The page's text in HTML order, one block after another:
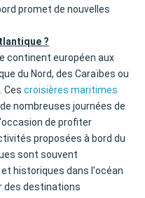
promet de nouvelles
?
continent européen aux
du Nord, des Caraïbes ou
Ces croisières maritimes
nombreuses journées de
de profiter
proposées à bord du
sont souvent
historiques dans l'océan
des destinations